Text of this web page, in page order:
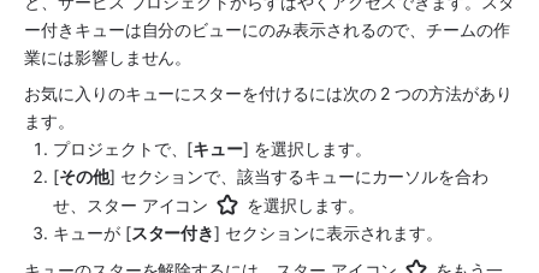
ー付きキューは自分のビューにのみ表示されるので、チームの作
業には影響しません。
お気に入りのキューにスターを付けるには次の 2 つの方法があり
ます。
プロジェクトで、[キュー] を選択します。
[その他] セクションで、該当するキューにカーソルを合わ
せ、スター アイコン
を選択します。
キューが [スター付き] セクションに表示されます。